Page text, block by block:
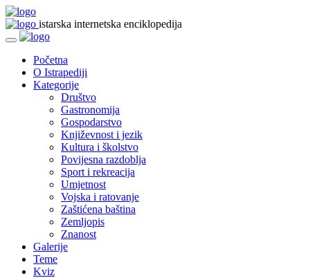
istarska internetska enciklopedija
Početna
O Istrapediji
Kategorije
Društvo
Gastronomija
Gospodarstvo
Književnost i jezik
Kultura i školstvo
Povijesna razdoblja
Sport i rekreacija
Umjetnost
Vojska i ratovanje
Zaštićena baština
Zemljopis
Znanost
Galerije
Teme
Kviz